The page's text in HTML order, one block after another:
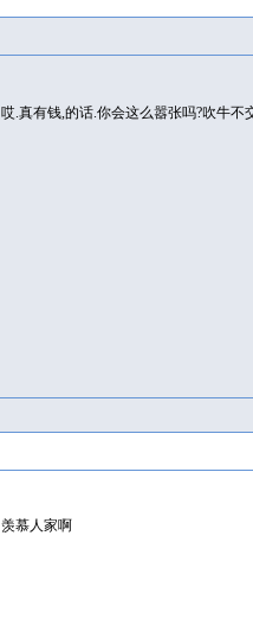
哎.真有钱,的话.你会这么嚣张吗?吹牛不
羡慕人家啊